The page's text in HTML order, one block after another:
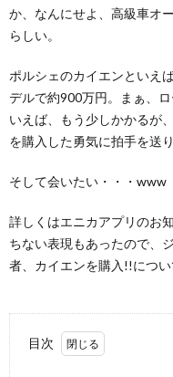
か、なんにせよ、高級車オ
らしい。
ポルシェのカイエンといえ
デルで約900万円。まぁ、
いえば、もう少しかかるが
を購入した勇気に拍手を送り
そして会いたい・・・www
詳しくはエニカアプリのお
ちない表現もあったので、
者、カイエンを購入!!につい
目次